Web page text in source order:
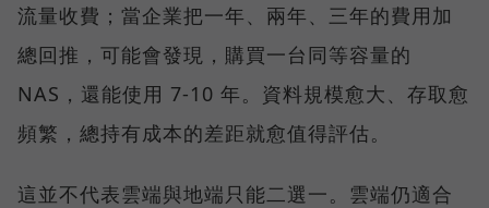
流量收費；當企業把一年、兩年、三年的費用加
總回推，可能會發現，購買一台同等容量的
NAS，還能使用 7-10 年。資料規模愈大、存取愈
頻繁，總持有成本的差距就愈值得評估。
這並不代表雲端與地端只能二選一。雲端仍適合